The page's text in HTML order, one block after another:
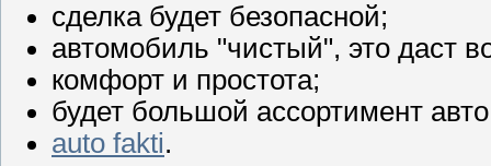
сделка будет безопасной;
автомобиль "чистый", это даст
комфорт и простота;
будет большой ассортимент
auto fakti.